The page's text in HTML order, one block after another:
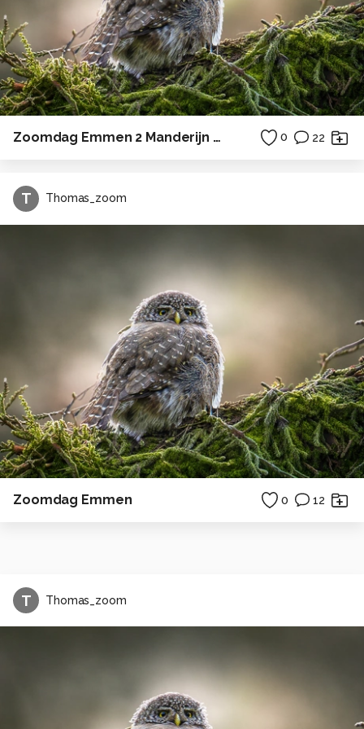
Zoomdag Emmen 2 Manderijn eend? 0 22
T Thomas_zoom
Zoomdag Emmen 0 12
T Thomas_zoom